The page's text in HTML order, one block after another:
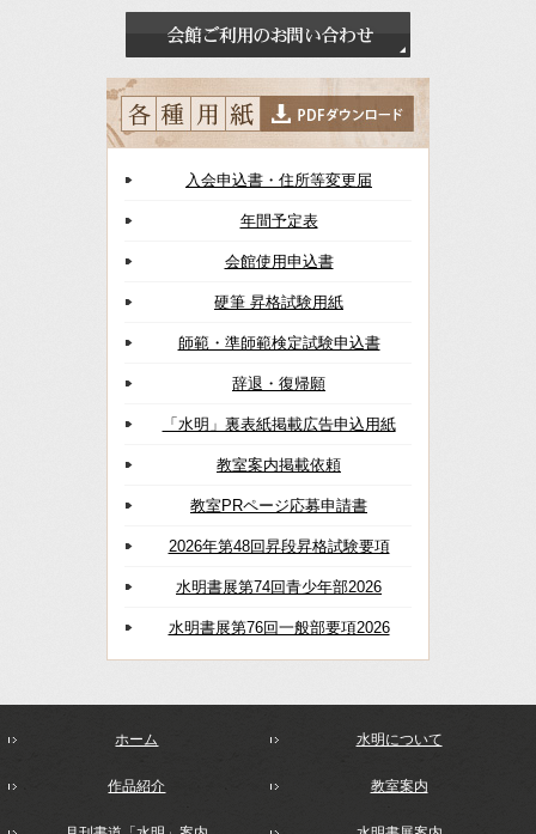
入会申込書・住所等変更届
年間予定表
会館使用申込書
硬筆 昇格試験用紙
師範・準師範検定試験申込書
辞退・復帰願
「水明」裏表紙掲載広告申込用紙
教室案内掲載依頼
教室PRページ応募申請書
2026年第48回昇段昇格試験要項
水明書展第74回青少年部2026
水明書展第76回一般部要項2026
ホーム 水明について
作品紹介 教室案内